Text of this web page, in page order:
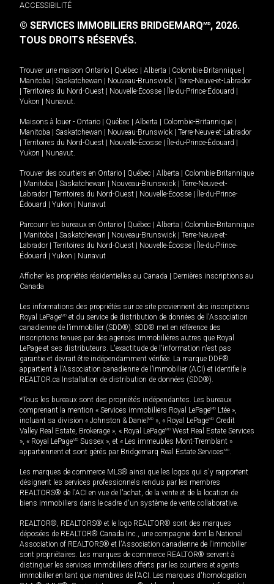
ACCESSIBILITÉ
© SERVICES IMMOBILIERS BRIDGEMARQMD, 2026.
TOUS DROITS RÉSERVÉS.
Trouver une maison Ontario Québec Alberta Colombie-Britannique
Manitoba
Saskatchewan Nouveau-Brunswick
Terre-Neuve-et-Labrador
Territoires du Nord-Ouest Nouvelle-Écosse Île-du-Prince-Édouard
Yukon
Nunavut.
Maisons à louer - Ontario Québec Alberta Colombie-Britannique
Manitoba
Saskatchewan Nouveau-Brunswick
Terre-Neuve-et-Labrador
Territoires du Nord-Ouest Nouvelle-Écosse Île-du-Prince-Édouard
Yukon
Nunavut.
Trouver des courtiers en Ontario Québec Alberta
Colombie-Britannique
Manitoba Saskatchewan Nouveau-Brunswick
Terre-Neuve-et-
Labrador
Territoires du Nord-Ouest Nouvelle-Écosse
Île-du-Prince-
Édouard
Yukon Nunavut
Parcourir les bureaux en Ontario Québec Alberta
Colombie-Britannique
Manitoba Saskatchewan Nouveau-Brunswick
Terre-Neuve-et-
Labrador
Territoires du Nord-Ouest Nouvelle-Écosse
Île-du-Prince-
Édouard
Yukon Nunavut
Afficher les propriétés résidentielles au Canada
Dernières inscriptions au
Canada
Les informations des propriétés sur ce site proviennent des inscriptions
Royal LePageMD et du service de distribution de données de l'Association
canadienne de l’immobilier (SDD®). SDD® met en référence des
inscriptions tenues par des agences immobilières autres que Royal
LePage et ses distributeurs. L'exactitude de l'information n'est pas
garantie et devrait être indépendamment vérifiée. La marque DDF®
appartient à l'Association canadienne de l’immobilier (ACI) et identifie le
REALTOR.ca Installation de distribution de données (SDD®).
*Tous les bureaux sont des propriétés indépendantes. Les bureaux
comprenant la mention « Services immobiliers Royal LePageMD Ltée »,
incluant sa division « Johnston & Daniel MD », « Royal LePageMD Credit
Valley Real Estate, Brokerage », « Royal LePageMD West Real Estate Services
», « Royal LePageMD Sussex », et « Les immeubles Mont-Tremblant »
appartiennent et sont gérés par Bridgemarq Real Estate ServicesMD.
Les marques de commerce MLS® ainsi que les logos qui s'y rapportent
désignent les services professionnels rendus par les membres
REALTORS® de l'ACI en vue de l'achat, de la vente et de la location de
biens immobiliers dans le cadre d'un système de vente collaborative.
REALTOR®, REALTORS® et le logo REALTOR® sont des marques
déposées de REALTOR® Canada Inc., une compagnie dont la National
Association of REALTORS® et l'Association canadienne de l’immobilier
sont propriétaires. Les marques de commerce REALTOR® servent à
distinguer les services immobiliers offerts par les courtiers et agents
immobilier en tant que membres de l'ACI. Les marques d'homologation